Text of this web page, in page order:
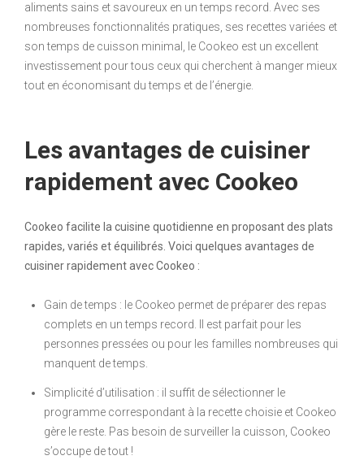
aliments sains et savoureux en un temps record. Avec ses
nombreuses fonctionnalités pratiques, ses recettes variées et
son temps de cuisson minimal, le Cookeo est un excellent
investissement pour tous ceux qui cherchent à manger mieux
tout en économisant du temps et de l’énergie.
Les avantages de cuisiner
rapidement avec Cookeo
Cookeo facilite la cuisine quotidienne en proposant des plats
rapides, variés et équilibrés. Voici quelques avantages de
cuisiner rapidement avec Cookeo :
Gain de temps : le Cookeo permet de préparer des repas
complets en un temps record. Il est parfait pour les
personnes pressées ou pour les familles nombreuses qui
manquent de temps.
Simplicité d’utilisation : il suffit de sélectionner le
programme correspondant à la recette choisie et Cookeo
gère le reste. Pas besoin de surveiller la cuisson, Cookeo
s’occupe de tout !